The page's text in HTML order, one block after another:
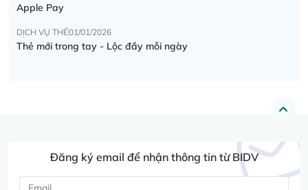
Apple Pay
DỊCH VỤ THẺ01/01/2026
Thẻ mới trong tay - Lộc đầy mỗi ngày
Đăng ký email để nhận thông tin từ BIDV